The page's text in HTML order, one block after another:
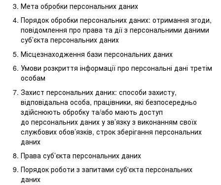
Мета обробки персональних даних
Порядок обробки персональних даних: отримання згоди,
повідомлення про права та дії з персональними даними
суб’єкта персональних даних
Місцезнаходження бази персональних даних
Умови розкриття інформації про персональні дані третім
особам
Захист персональних даних: способи захисту,
відповідальна особа, працівники, які безпосередньо
здійснюють обробку та/або мають доступ
до персональних даних у зв’язку з виконанням своїх
службових обов’язків, строк зберігання персональних
даних
Права суб’єкта персональних даних
Порядок роботи з запитами суб'єкта персональних
даних